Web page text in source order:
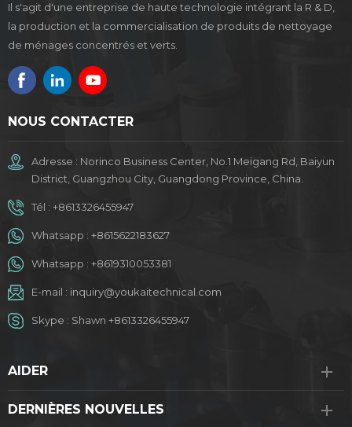
Il s'agit d'une entreprise de haute technologie intégrant la R & D,
la production et la commercialisation de produits de nettoyage
de ménages concentrés et verts.
NOUS CONTACTER
Adresse : Norinco Business Center, No.1 Meigang Rd, Baiyun
District, Guangzhou City, Guangdong Province, China.
Tél : +8613326455947
Whatsapp : +8615622183627
Whatsapp : +8619310053381
E-mail : inquiry@youkaitechnical.com
Skype : Shawn +8613326455947
AIDER
DERNIÈRES NOUVELLES